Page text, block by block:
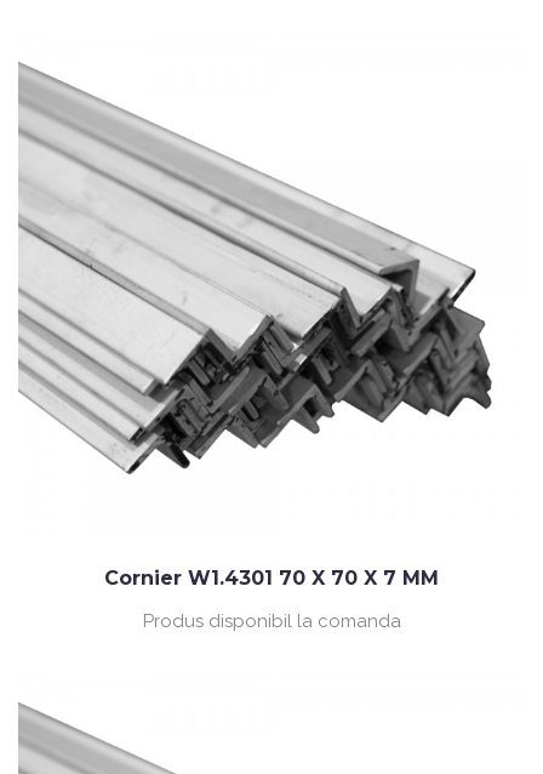
Cornier W1.4301 70 X 70 X 7 MM
Produs disponibil la comanda